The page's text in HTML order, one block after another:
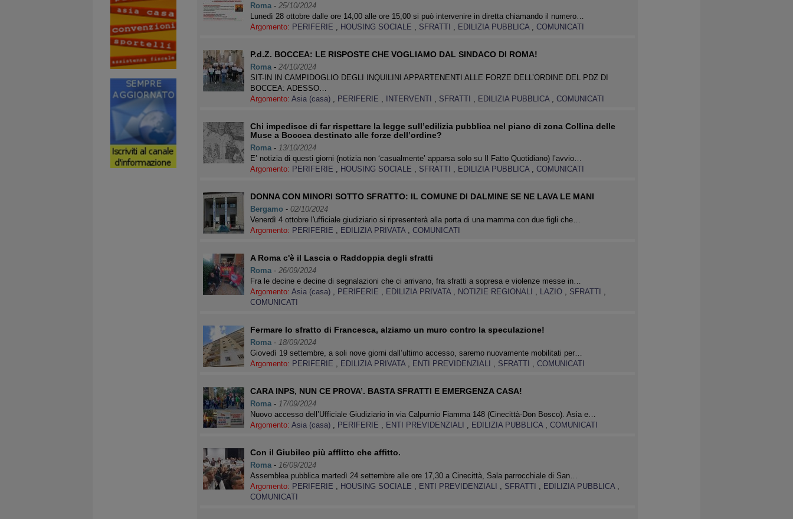
Roma- 25/10/2024
Lunedì 28 ottobre dalle ore 14,00 alle ore 15,00 si può intervenire in diretta chiamando il numero…
Argomento: PERIFERIE , HOUSING SOCIALE , SFRATTI , EDILIZIA PUBBLICA , COMUNICATI
P.d.Z. BOCCEA: LE RISPOSTE CHE VOGLIAMO DAL SINDACO DI ROMA!
Roma- 24/10/2024
SIT-IN IN CAMPIDOGLIO DEGLI INQUILINI APPARTENENTI ALLE FORZE DELL’ORDINE DEL PDZ DI
BOCCEA: ADESSO…
Argomento: Asia (casa) , PERIFERIE , INTERVENTI , SFRATTI , EDILIZIA PUBBLICA , COMUNICATI
Chi impedisce di far rispettare la legge sull’edilizia pubblica nel piano di zona Collina delle
Muse a Boccea destinato alle forze dell’ordine?
Roma- 13/10/2024
E’ notizia di questi giorni (notizia non ‘casualmente’ apparsa solo su Il Fatto Quotidiano) l’avvio…
Argomento: PERIFERIE , HOUSING SOCIALE , SFRATTI , EDILIZIA PUBBLICA , COMUNICATI
DONNA CON MINORI SOTTO SFRATTO: IL COMUNE DI DALMINE SE NE LAVA LE MANI
Bergamo- 02/10/2024
Venerdì 4 ottobre l'ufficiale giudiziario si ripresenterà alla porta di una mamma con due figli che…
Argomento: PERIFERIE , EDILIZIA PRIVATA , COMUNICATI
A Roma c'è il Lascia o Raddoppia degli sfratti
Roma- 26/09/2024
Fra le decine e decine di segnalazioni che ci arrivano, fra sfratti a sopresa e violenze messe in…
Argomento: Asia (casa) , PERIFERIE , EDILIZIA PRIVATA , NOTIZIE REGIONALI , LAZIO , SFRATTI ,
COMUNICATI
Fermare lo sfratto di Francesca, alziamo un muro contro la speculazione!
Roma- 18/09/2024
Giovedì 19 settembre, a soli nove giorni dall’ultimo accesso, saremo nuovamente mobilitati per…
Argomento: PERIFERIE , EDILIZIA PRIVATA , ENTI PREVIDENZIALI , SFRATTI , COMUNICATI
CARA INPS, NUN CE PROVA’. BASTA SFRATTI E EMERGENZA CASA!
Roma- 17/09/2024
Nuovo accesso dell’Ufficiale Giudiziario in via Calpurnio Fiamma 148 (Cinecittà-Don Bosco). Asia e…
Argomento: Asia (casa) , PERIFERIE , ENTI PREVIDENZIALI , EDILIZIA PUBBLICA , COMUNICATI
Con il Giubileo più afflitto che affitto.
Roma- 16/09/2024
Assemblea pubblica martedì 24 settembre alle ore 17,30 a Cinecittà, Sala parrocchiale di San…
Argomento: PERIFERIE , HOUSING SOCIALE , ENTI PREVIDENZIALI , SFRATTI , EDILIZIA PUBBLICA ,
COMUNICATI